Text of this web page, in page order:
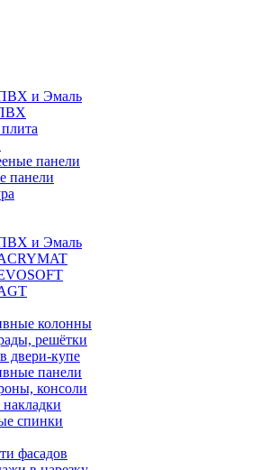
и Эмаль
панели
панели
и Эмаль
колонны
решётки
двери-купе
панели
консоли
спинки
фасадов